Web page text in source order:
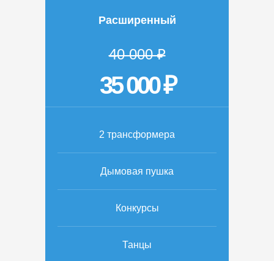
Расширенный
40 000 ₽
35 000 ₽
2 трансформера
Дымовая пушка
Конкурсы
Танцы